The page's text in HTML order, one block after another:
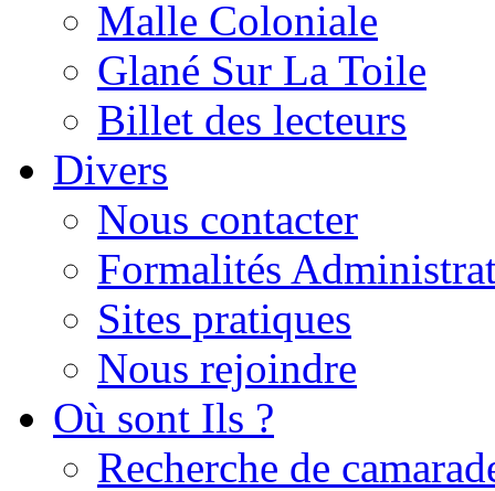
Malle Coloniale
Glané Sur La Toile
Billet des lecteurs
Divers
Nous contacter
Formalités
Sites pratiques
Nous rejoindre
Où sont Ils ?
Recherche de